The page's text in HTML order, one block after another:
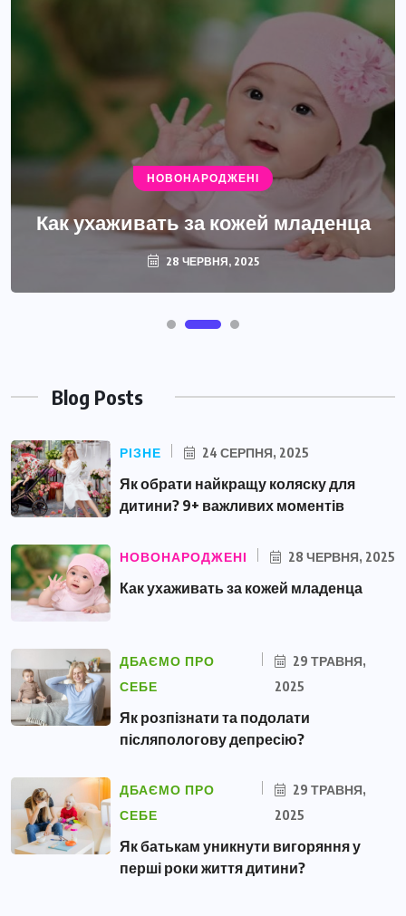
НОВОНАРОДЖЕНІ
Как ухаживать за кожей младенца
28 ЧЕРВНЯ, 2025
Blog Posts
РІЗНЕ 24 СЕРПНЯ, 2025
Як обрати найкращу коляску для
дитини? 9+ важливих моментів
НОВОНАРОДЖЕНІ 28 ЧЕРВНЯ, 2025
Как ухаживать за кожей младенца
ДБАЄМО ПРО
СЕБЕ
29 ТРАВНЯ,
2025
Як розпізнати та подолати
післяпологову депресію?
ДБАЄМО ПРО
СЕБЕ
29 ТРАВНЯ,
2025
Як батькам уникнути вигоряння у
перші роки життя дитини?